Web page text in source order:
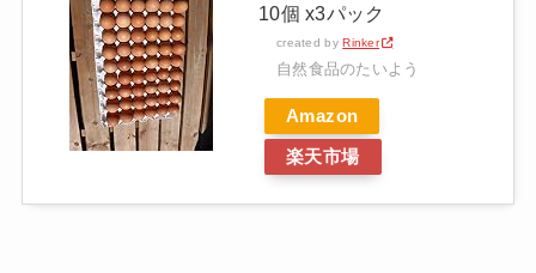
10個 x3パック
created byRinker
自然食品のたいよう
Amazon
楽天市場